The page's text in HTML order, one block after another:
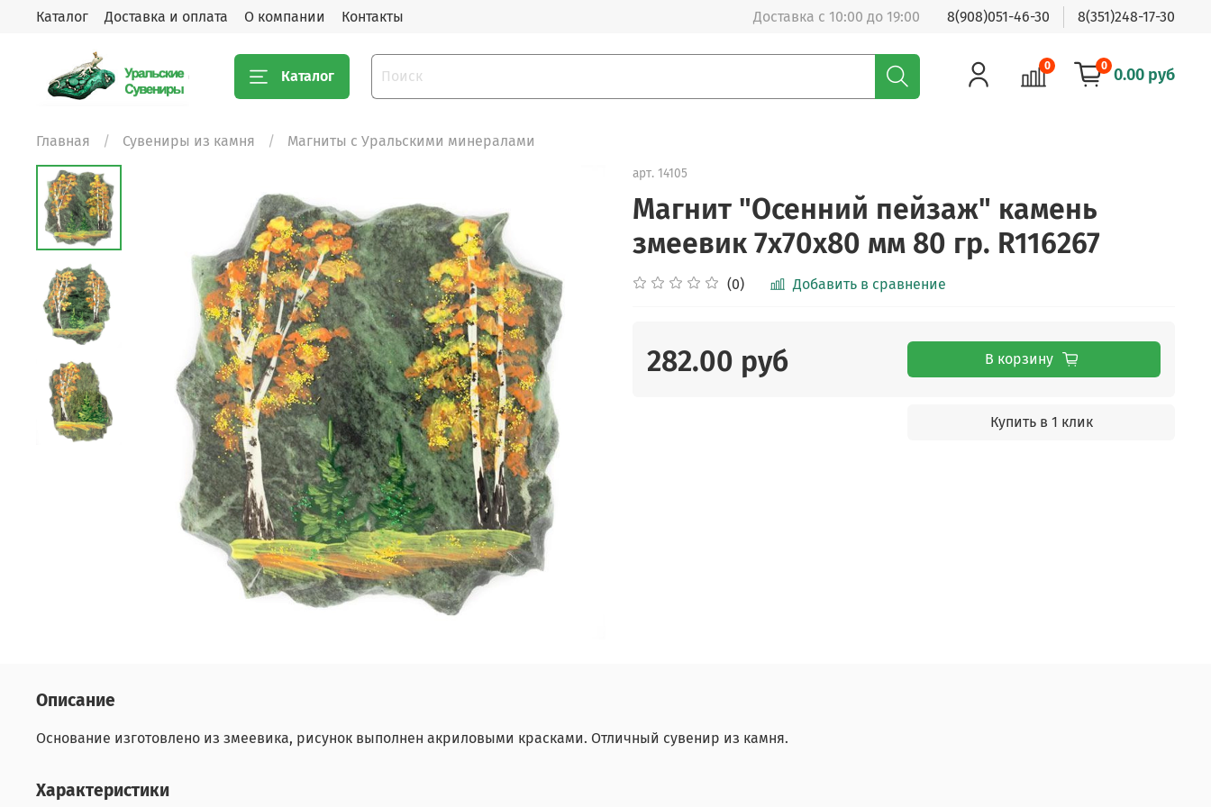
Каталог Доставка и оплата О компании Контакты Доставка с 10:00 до 19:00 8(908)051-46-30 8(351)248-17-30
Каталог
0 0 0.00 руб
Главная Сувениры из камня Магниты с Уральскими минералами
арт. 14105
Магнит "Осенний пейзаж" камень
змеевик 7х70х80 мм 80 гр. R116267
(0) Добавить в сравнение
282.00 руб В корзину
Купить в 1 клик
Описание
Основание изготовлено из змеевика, рисунок выполнен акриловыми красками. Отличный сувенир из камня.
Характеристики